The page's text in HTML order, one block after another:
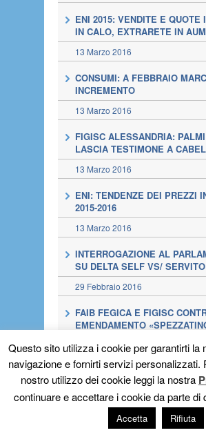
ENI 2015: VENDITE E QUOTE
IN CALO, EXTRARETE IN
13 Marzo 2016
CONSUMI: A FEBBRAIO
INCREMENTO
13 Marzo 2016
FIGISC ALESSANDRIA:
LASCIA TESTIMONE A
13 Marzo 2016
ENI: TENDENZE DEI PREZZI
2015-2016
13 Marzo 2016
INTERROGAZIONE AL
SU DELTA SELF VS/ SERVITO
29 Febbraio 2016
FAIB FEGICA E FIGISC
EMENDAMENTO
29 Febbraio 2016
AUTOSTRADE: GESTORI RI-
SCRIVONO A MINISTERI,
UP
29 Febbraio 2016
Questo sito utilizza i cookie per garantirti la
navigazione e fornirti servizi personalizzati.
nostro utilizzo dei cookie leggi la nostra
continuare e accettare i cookie da parte
Accetta Rifiuta